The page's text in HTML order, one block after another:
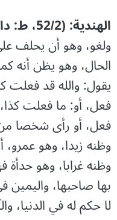
الهندية: (52/2، ط: دار الفکر)
ولغو، وهو أن يحلف
الحال، وهو يظن أنه
يقول: والله قد فعلت
فعل، أو: ما فعلت
فعل، أو رأى شخصا من
وظنه زيدا، وهو عمرو،
وظنه غرابا، وهو حدأة
بها صاحبها،
لا حكم له في الدنيا،